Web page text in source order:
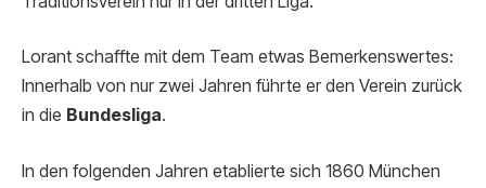
Lorant schaffte mit dem Team etwas Bemerkenswertes:
Innerhalb von nur zwei Jahren führte er den Verein zurück
in die Bundesliga.
In den folgenden Jahren etablierte sich 1860 München